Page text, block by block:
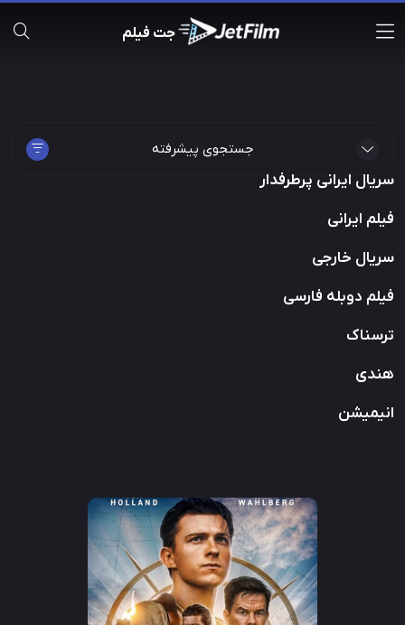
جت فیلم
جستجوی پیشرفته
سریال ایرانی پرطرفدار
فیلم ایرانی
سریال خارجی
فیلم دوبله فارسی
ترسناک
هندی
انیمیشن